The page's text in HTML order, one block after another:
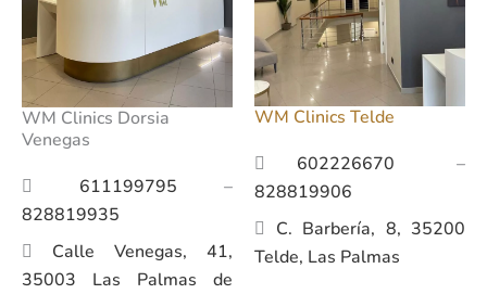
WM Clinics Dorsia
Venegas
611199795 –
828819935
Calle Venegas, 41,
35003 Las Palmas de
WM Clinics Telde
602226670
–
828819906
C. Barbería, 8, 35200
Telde, Las Palmas